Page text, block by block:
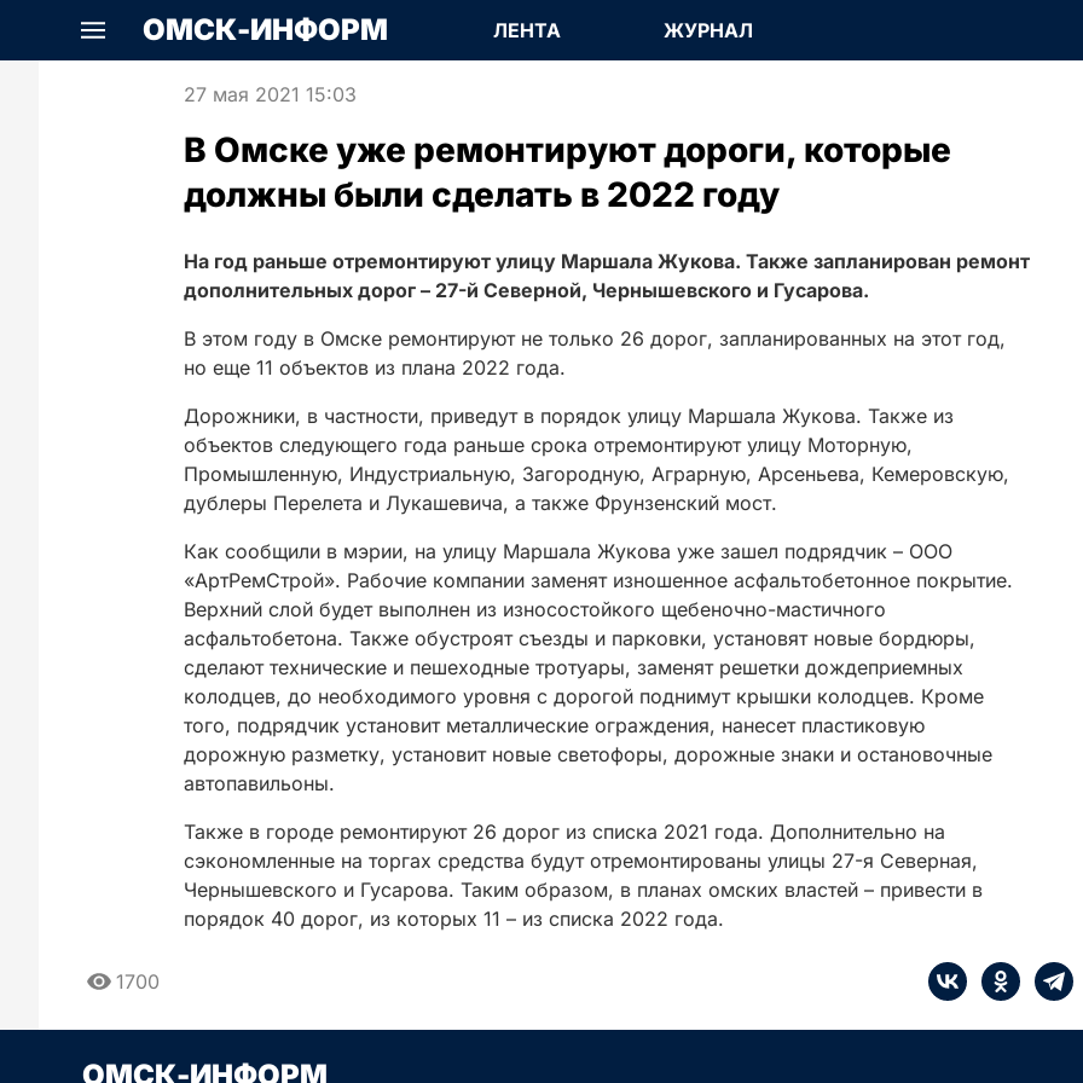
ОМСК-ИНФОРМ ЛЕНТА ЖУРНАЛ
27 мая 2021 15:03
В Омске уже ремонтируют дороги, которые
должны были сделать в 2022 году
На год раньше отремонтируют улицу Маршала Жукова. Также запланирован ремонт
дополнительных дорог – 27-й Северной, Чернышевского и Гусарова.
В этом году в Омске ремонтируют не только 26 дорог, запланированных на этот год,
но еще 11 объектов из плана 2022 года.
Дорожники, в частности, приведут в порядок улицу Маршала Жукова. Также из
объектов следующего года раньше срока отремонтируют улицу Моторную,
Промышленную, Индустриальную, Загородную, Аграрную, Арсеньева, Кемеровскую,
дублеры Перелета и Лукашевича, а также Фрунзенский мост.
Как сообщили в мэрии, на улицу Маршала Жукова уже зашел подрядчик – ООО
«АртРемСтрой». Рабочие компании заменят изношенное асфальтобетонное покрытие.
Верхний слой будет выполнен из износостойкого щебеночно-мастичного
асфальтобетона. Также обустроят съезды и парковки, установят новые бордюры,
сделают технические и пешеходные тротуары, заменят решетки дождеприемных
колодцев, до необходимого уровня с дорогой поднимут крышки колодцев. Кроме
того, подрядчик установит металлические ограждения, нанесет пластиковую
дорожную разметку, установит новые светофоры, дорожные знаки и остановочные
автопавильоны.
Также в городе ремонтируют 26 дорог из списка 2021 года. Дополнительно на
сэкономленные на торгах средства будут отремонтированы улицы 27-я Северная,
Чернышевского и Гусарова. Таким образом, в планах омских властей – привести в
порядок 40 дорог, из которых 11 – из списка 2022 года.
1700
ОМСК-ИНФОРМ